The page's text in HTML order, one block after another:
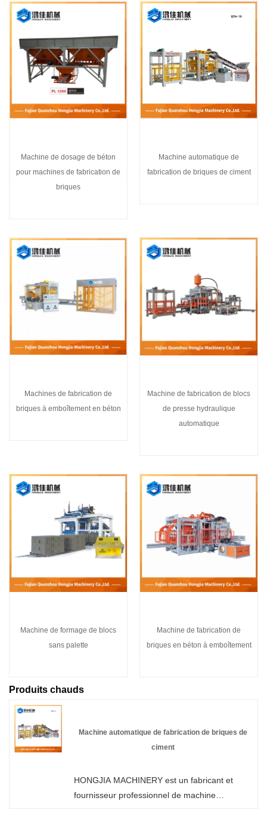
Machine de dosage de béton
pour machines de fabrication de
briques
Machine automatique de
fabrication de briques de ciment
Machines de fabrication de
briques à emboîtement en béton
Machine de fabrication de blocs
de presse hydraulique
automatique
Machine de formage de blocs
sans palette
Machine de fabrication de
briques en béton à emboîtement
Produits chauds
Machine automatique de fabrication de briques de
ciment
HONGJIA MACHINERY est un fabricant et
fournisseur professionnel de machine